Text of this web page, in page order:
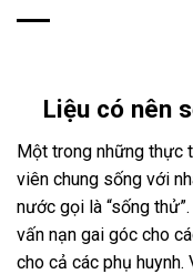
Liệu có nên
Một trong những thực
viên chung sống với
nước gọi là “sống
vấn nạn gai góc cho
cho cả các phụ huynh.